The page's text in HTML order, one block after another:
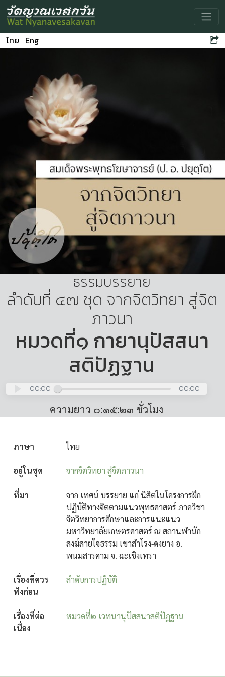
ไทย Eng
ธรรมบรรยาย
ลำดับที่ ๔๗ ชุด จากจิตวิทยา สู่จิต
ภาวนา
หมวดที่๑ กายานุปัสสนา
สติปัฏฐาน
00:00 00:00
ความยาว ๐:๑๕:๒๓ ชั่วโมง
ภาษา ไทย
อยู่ในชุด จากจิตวิทยา สู่จิตภาวนา
ที่มา
จาก เทศน์ บรรยาย แก่ นิสิตในโครงการฝึก
ปฏิบัติทางจิตตามแนวพุทธศาสตร์ ภาควิชา
จิตวิทยาการศึกษาและการแนะแนว
มหาวิทยาลัยเกษตรศาสตร์ ณ สถานพำนัก
สงฆ์สายใจธรรม เขาสำโรง-ดงยาง อ.
พนมสารคาม จ. ฉะเชิงเทรา
เรื่องที่ควร
ฟังก่อน
ลำดับการปฏิบัติ
เรื่องที่ต่อ
เนื่อง
หมวดที่๒ เวทนานุปัสสนาสติปัฏฐาน